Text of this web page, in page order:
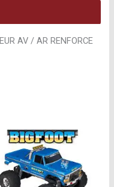
AV / AR RENFORCE